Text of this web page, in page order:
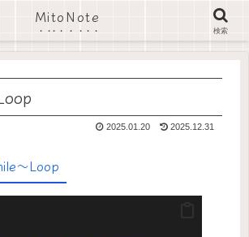
VBA スニペット
2025.01.20 2025.12.31
～Loop
MitoNote
検索